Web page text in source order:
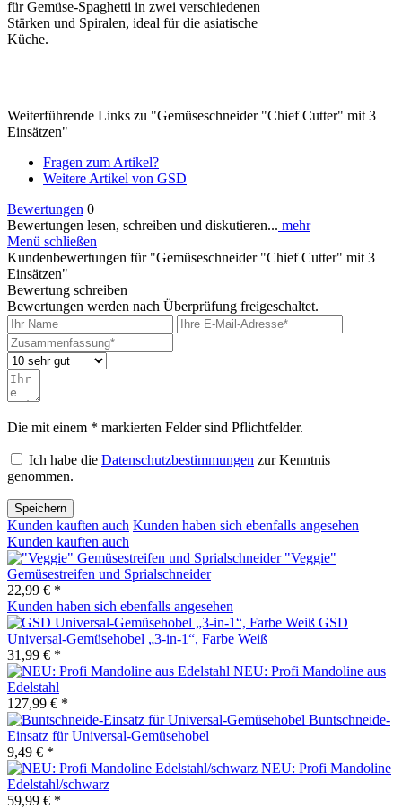
für Gemüse-Spaghetti in zwei verschiedenen
Stärken und Spiralen, ideal für die asiatische
Küche.
Weiterführende Links zu "Gemüseschneider "Chief Cutter" mit 3
Einsätzen"
Fragen zum Artikel?
Weitere Artikel von GSD
Bewertungen 0
Bewertungen lesen, schreiben und diskutieren... mehr
Menü schließen
Kundenbewertungen für "Gemüseschneider "Chief Cutter" mit 3
Einsätzen"
Bewertung schreiben
Bewertungen werden nach Überprüfung freigeschaltet.
Die mit einem * markierten Felder sind Pflichtfelder.
Ich habe die Datenschutzbestimmungen zur Kenntnis
genommen.
Speichern
Kunden kauften auch Kunden haben sich ebenfalls angesehen
Kunden kauften auch
"Veggie"
Gemüsestreifen und Sprialschneider
22,99 € *
Kunden haben sich ebenfalls angesehen
GSD
Universal-Gemüsehobel „3-in-1“, Farbe Weiß
31,99 € *
NEU: Profi Mandoline aus
Edelstahl
127,99 € *
Buntschneide-
Einsatz für Universal-Gemüsehobel
9,49 € *
NEU: Profi Mandoline
Edelstahl/schwarz
59,99 € *